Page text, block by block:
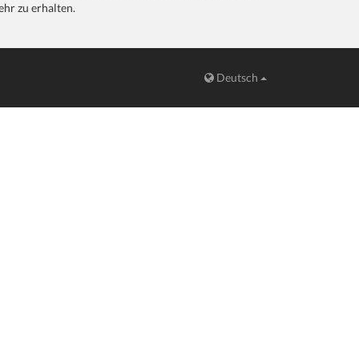
zu erhalten.
Deutsch